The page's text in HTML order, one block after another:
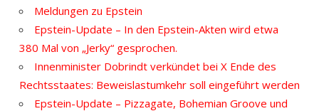
Meldungen zu Epstein
Epstein-Update – In den Epstein-Akten wird etwa
380 Mal von „Jerky“ gesprochen.
Innenminister Dobrindt verkündet bei X Ende des
Rechtsstaates: Beweislastumkehr soll eingeführt werden
Epstein-Update – Pizzagate, Bohemian Groove und